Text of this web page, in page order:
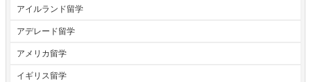
アイルランド留学
アデレード留学
アメリカ留学
イギリス留学